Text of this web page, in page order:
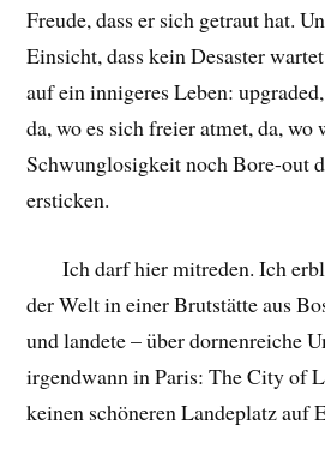
Freude, dass er sich getraut hat.
Einsicht, dass kein Desaster
auf ein innigeres Leben:
da, wo es sich freier atmet, da, wo
Schwunglosigkeit noch Bore-out
ersticken.
Ich darf hier mitreden. Ich
der Welt in einer Brutstätte aus
und landete – über dornenreiche
irgendwann in Paris: The City of
keinen schöneren Landeplatz auf